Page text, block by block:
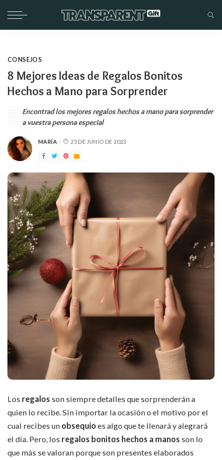
CONSEJOS
8 Mejores Ideas de Regalos Bonitos
Hechos a Mano para Sorprender
Encontrad los mejores regalos hechos a mano para sorprender
a vuestra persona especial
PUBLICADO
MARÍA 25 DE JUNIO DE 2023
Los regalos son siempre detalles que sorprenderán a
quien lo recibe. Sin importar la ocasión o el motivo por el
cual recibes un obsequio es algo que te llenará y alegrará
el día. Pero, los regalos bonitos hechos a manos son lo
que más se valoran porque son presentes elaborados